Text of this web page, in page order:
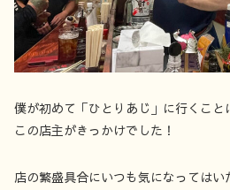
僕が初めて「ひとりあじ」に行くこと
この店主がきっかけでした！
店の繁盛具合にいつも気になってはい